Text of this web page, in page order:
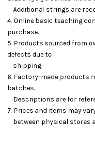
Additional strings are
4. Online basic teaching
purchase.
5. Products sourced from
defects due to
shipping.
6. Factory-made products
batches.
Descriptions are for
7. Prices and items may
between physical stores